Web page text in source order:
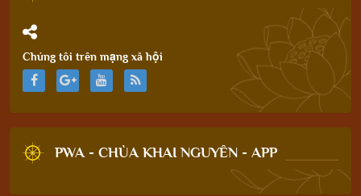
Chúng tôi trên mạng xã hội
PWA - CHÙA KHAI NGUYÊN - APP